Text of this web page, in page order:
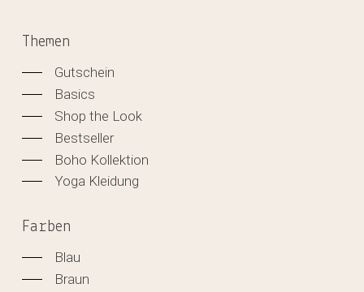
Themen
Gutschein
Basics
Shop the Look
Bestseller
Boho Kollektion
Yoga Kleidung
Farben
Blau
Braun